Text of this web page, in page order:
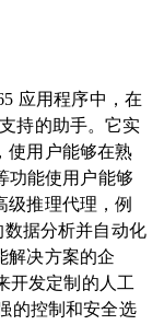
应用程序中，在
持的助手。它实
使用户能够在熟
功能使用户能够
级推理代理，例
数据分析并自动化
解决方案的企
开发定制的人工
的控制和安全选